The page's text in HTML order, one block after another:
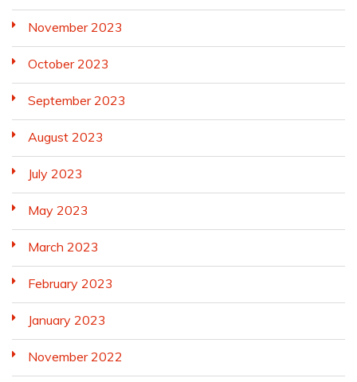
November 2023
October 2023
September 2023
August 2023
July 2023
May 2023
March 2023
February 2023
January 2023
November 2022